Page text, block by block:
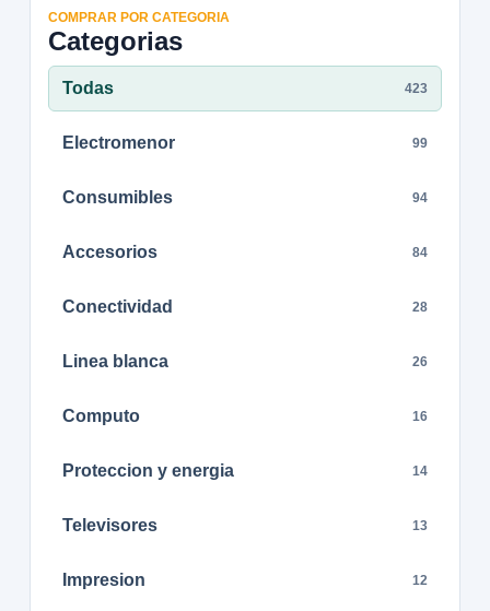
COMPRAR POR CATEGORIA
Categorias
Todas 423
Electromenor 99
Consumibles 94
Accesorios 84
Conectividad 28
Linea blanca 26
Computo 16
Proteccion y energia 14
Televisores 13
Impresion 12